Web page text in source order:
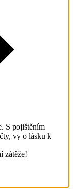
S pojištěním
vy o lásku k
zátěže!